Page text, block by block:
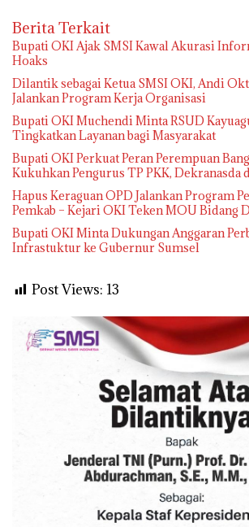
Berita Terkait
Bupati OKI Ajak SMSI Kawal Akurasi
Hoaks
Dilantik sebagai Ketua SMSI OKI, Andi
Jalankan Program Kerja Organisasi
Bupati OKI Muchendi Minta RSUD
Tingkatkan Layanan bagi Masyarakat
Bupati OKI Perkuat Peran Perempuan
Kukuhkan Pengurus TP PKK, Dekranasda
Hapus Keraguan OPD Jalankan Program
Pemkab – Kejari OKI Teken MOU Bidang
Bupati OKI Minta Dukungan Anggaran
Infrastuktur ke Gubernur Sumsel
Post Views: 13